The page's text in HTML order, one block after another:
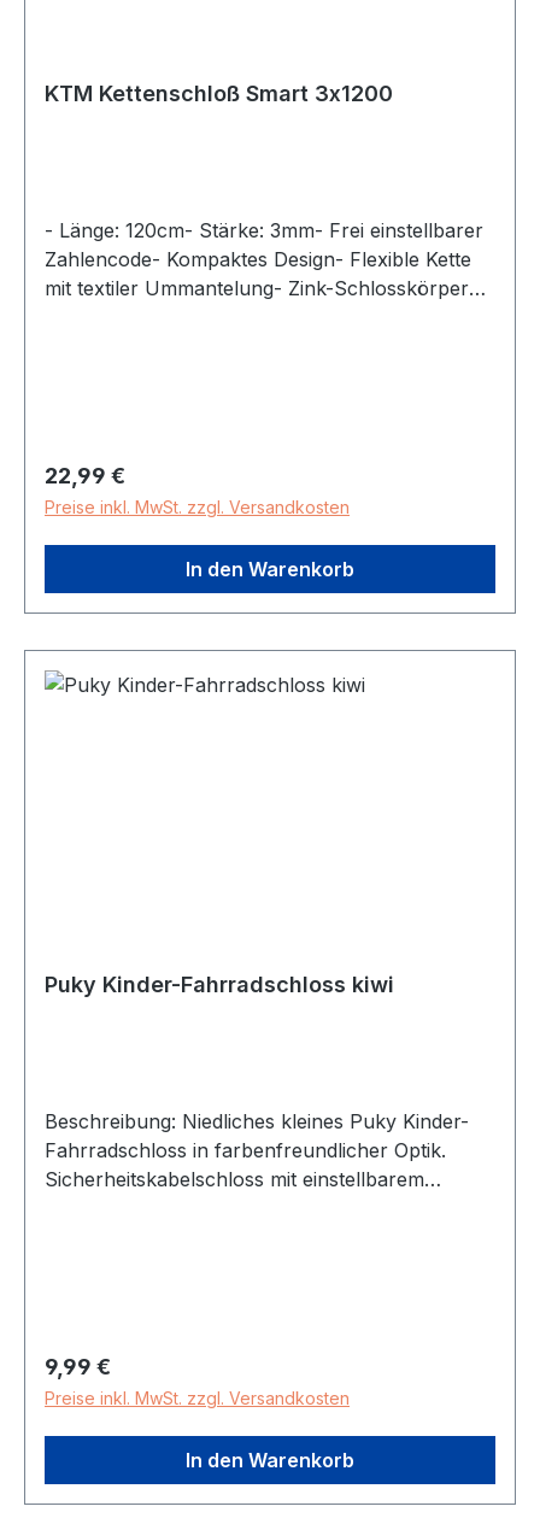
KTM Kettenschloß Smart 3x1200
- Länge: 120cm- Stärke: 3mm- Frei einstellbarer
Zahlencode- Kompaktes Design- Flexible Kette
mit textiler Ummantelung- Zink-Schlosskörper
Regulärer Preis:
22,99 €
Preise inkl. MwSt. zzgl. Versandkosten
In den Warenkorb
Puky Kinder-Fahrradschloss kiwi
Beschreibung: Niedliches kleines Puky Kinder-
Fahrradschloss in farbenfreundlicher Optik.
Sicherheitskabelschloss mit einstellbarem
Regulärer Preis:
9,99 €
Preise inkl. MwSt. zzgl. Versandkosten
In den Warenkorb